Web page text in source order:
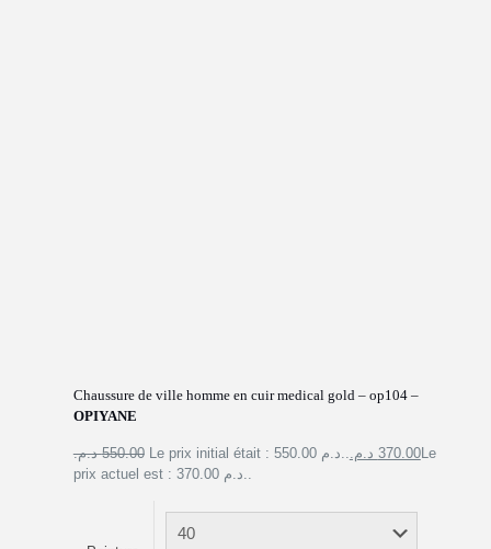
Chaussure de ville homme en cuir medical gold – op104 –
OPIYANE
550.00 د.م. Le prix initial était : 550.00 د.م.. 370.00 د.م.Le
prix actuel est : 370.00 د.م..